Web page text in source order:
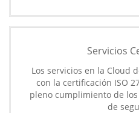
Servicios
Los servicios en la Cloud
con la certificación ISO
pleno cumplimiento de
de